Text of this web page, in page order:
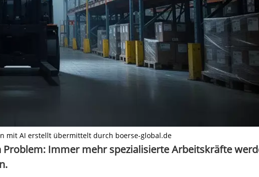
mit AI erstellt übermittelt durch boerse-global.de
Immer mehr spezialisierte Arbeitskräfte